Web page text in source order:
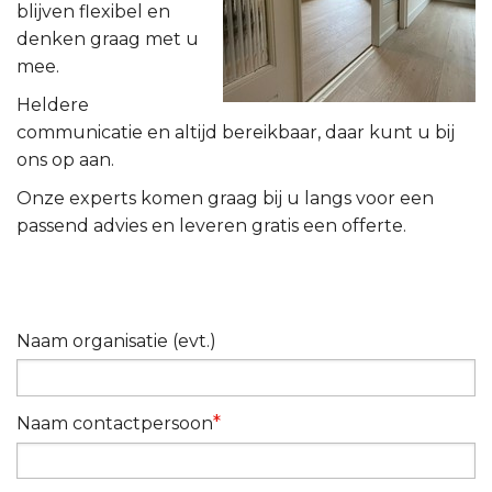
blijven flexibel en
denken graag met u
mee.
Heldere
communicatie en altijd bereikbaar, daar kunt u bij
ons op aan.
Onze experts komen graag bij u langs voor een
passend advies en leveren gratis een offerte.
Naam organisatie (evt.)
Naam contactpersoon*